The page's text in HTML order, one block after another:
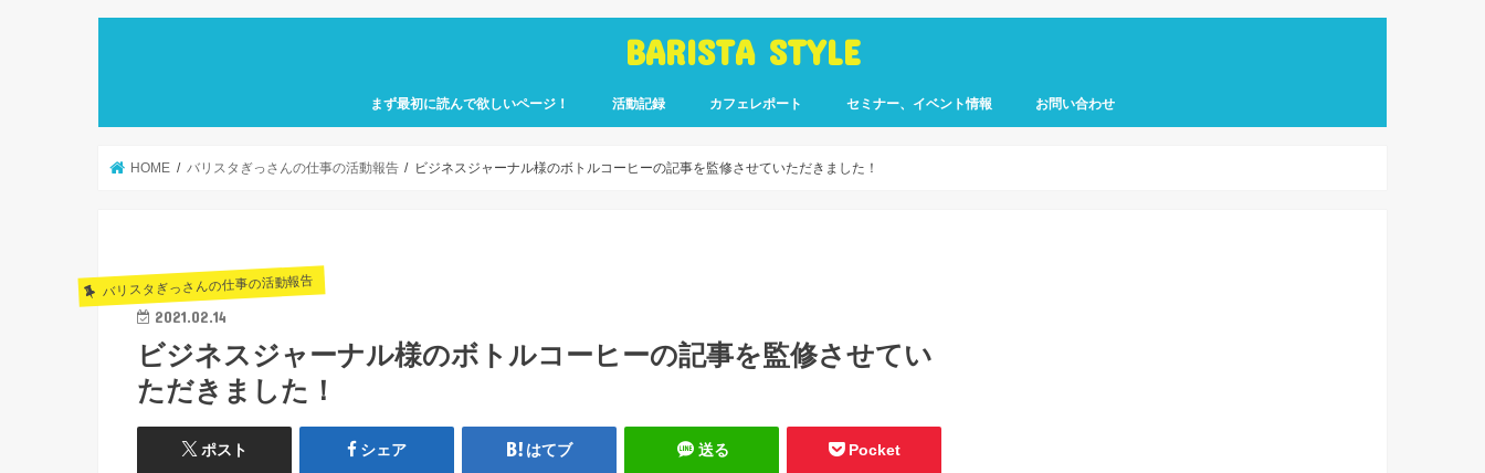
BARISTA STYLE
まず最初に読んで欲しいページ！
せにバリスタを目指したのか」
歩」を運営していきます！
活動記録 カフェレポート セミナー、イベント情報 お問い合わせ
HOME バリスタぎっさんの仕事の活動報告 ビジネスジャーナル様のボトルコーヒーの記事を監修させていただきました！
バリスタぎっさんの仕事の活動報告
2021.02.14
ビジネスジャーナル様のボトルコーヒーの記事を監修させてい
ただきました！
ポスト シェア はてブ 送る Pocket